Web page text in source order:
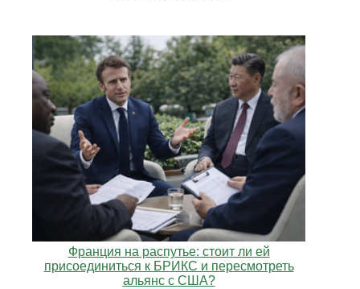
Франция на распутье: стоит ли ей
присоединиться к БРИКС и пересмотреть
альянс с США?